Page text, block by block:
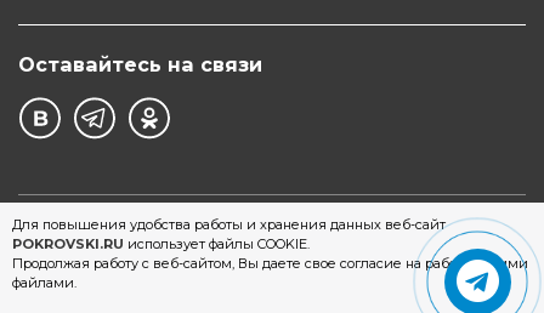
Для повышения удобства работы и хранения данных веб-сайт
POKROVSKI.RU использует файлы COOKIE.
Продолжая работу с веб-сайтом, Вы даете свое согласие на работу с этими
файлами.
Оставайтесь на связи
©1997 - 2026 Обувной Дом "Покровский" - сеть
магазинов обуви в Екатеринбурге